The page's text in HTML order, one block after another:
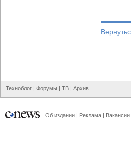
Техноблог | Форумы | ТВ | Архив
Об издании | Реклама | Вакансии